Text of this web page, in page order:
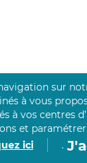
par les Groupes
sur
à vous
à vos centres
et
ici
.